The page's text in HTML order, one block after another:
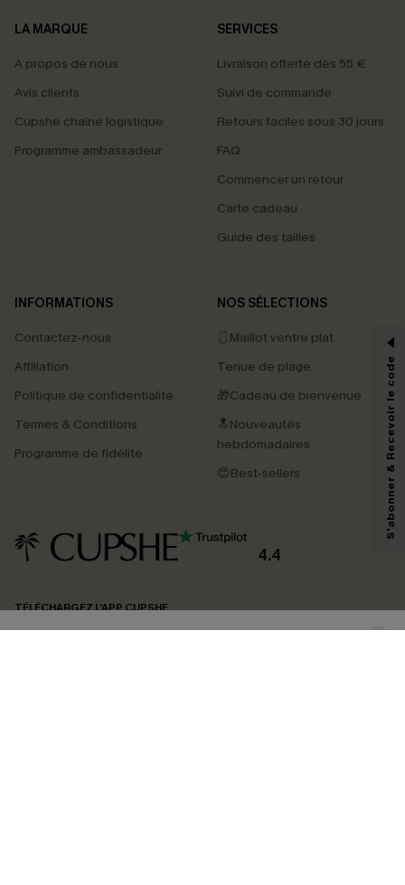
LA MARQUE
À propos de nous
Avis clients
Cupshe chaîne logistique
Programme ambassadeur
SERVICES
Livraison offerte dès 55 €
Suivi de commande
Retours faciles sous 30 jours
FAQ
Commencer un retour
Carte cadeau
Guide des tailles
INFORMATIONS
Contactez-nous
Affiliation
Politique de confidentialité
Termes & Conditions
Programme de fidélité
NOS SÉLECTIONS
🩱Maillot ventre plat
Tenue de plage
🎁Cadeau de bienvenue
🔝Nouveautés
hebdomadaires
😍Best-sellers
4.4
TÉLÉCHARGEZ L’APP CUPSHE
PROFITEZ DE -15%
-15% dès 2 Achetés par E-mail
*Un code par commande, valable une seule fois.
En soumettant votre adresse e-mail, vous acceptez de recevoir des e-mails
marketing (y compris du contenu généré par l'IA) de Cupshe et
reconnaissez avoir pris connaissance de nos
pouvons utiliser les données collectées sur notre site ainsi que des
produits susceptibles de vous intéresser, conformément à notre
Politique de
confidentialité
. Vous pouvez vous désabonner à tout moment.
S'abonner & Recevoir le code